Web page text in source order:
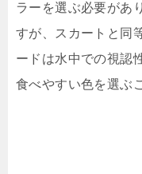
ラーを選ぶ必要があ
すが、スカートと同
ードは水中での視認
食べやすい色を選ぶ